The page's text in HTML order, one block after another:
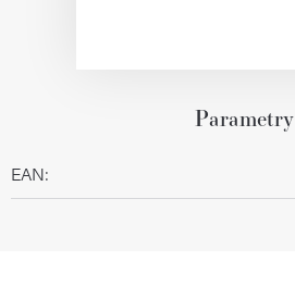
Parametry
EAN: